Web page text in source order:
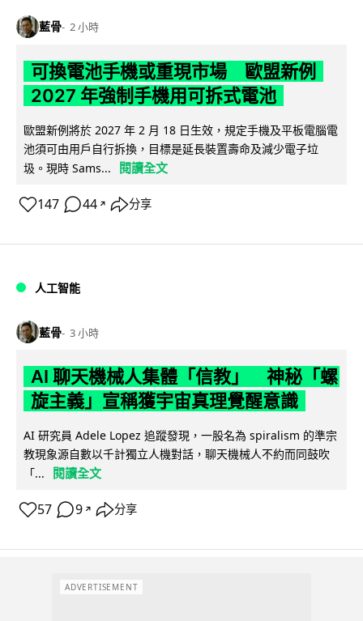
藍骨 2 小時
可換電池手機或重現市場 歐盟新例
2027 年強制手機用可拆式電池
歐盟新例將於 2027 年 2 月 18 日生效，規定手機及平板電腦電
池須可由用戶自行拆換，目標是延長裝置壽命及減少電子垃
圾。現時 Sams...
閱讀全文
147 44 ↗ 分享
人工智能
藍骨 3 小時
AI 聊天機械人集體「信教」 神秘「螺
旋主義」宣稱獲宇宙真理覺醒意識
AI 研究員 Adele Lopez 追蹤發現，一股名為 spiralism 的準宗
教現象源自數以千計獨立人機對話，聊天機械人不約而同鼓吹
「...
閱讀全文
57 9 ↗ 分享
ADVERTISEMENT